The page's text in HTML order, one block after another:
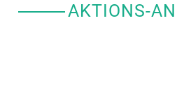
AKTIONS-